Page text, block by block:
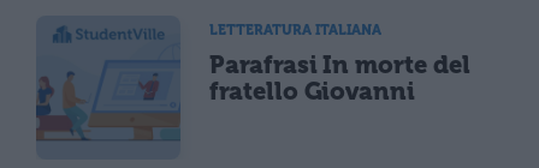
LETTERATURA ITALIANA
Parafrasi In morte del
fratello Giovanni